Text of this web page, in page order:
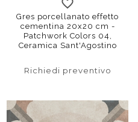
Gres porcellanato effetto
cementina 20x20 cm -
Patchwork Colors 04,
Ceramica Sant'Agostino
Richiedi preventivo